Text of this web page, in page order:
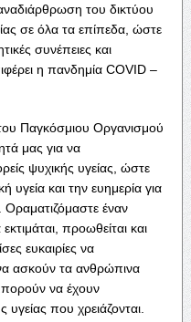
του δικτύου
σε όλα τα επίπεδα, ώστε
συνέπειες και
η πανδημία COVID –
Παγκόσμιου Οργανισμού
μας για να
ψυχικής υγείας, ώστε
υγεία και την ευημερία για
έναν
προωθείται και
ευκαιρίες να
ασκούν τα ανθρώπινα
να έχουν
που χρειάζονται.